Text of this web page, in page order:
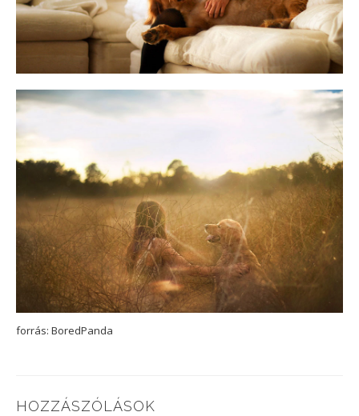
forrás: BoredPanda
HOZZÁSZÓLÁSOK